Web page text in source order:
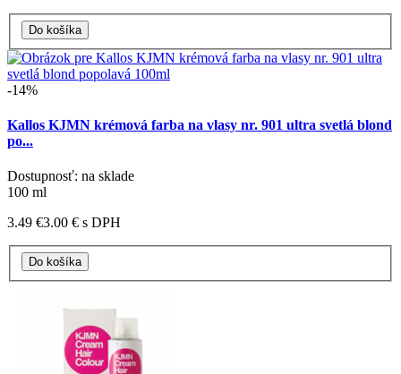
-14%
Kallos KJMN krémová farba na vlasy nr. 901 ultra svetlá blond
po...
Dostupnosť: na sklade
100 ml
3.49 €3.00 € s DPH